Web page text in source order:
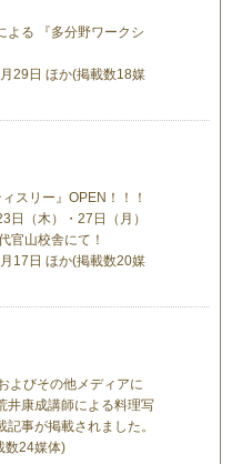
よる 『多分野ワークシ
29日 ほか(掲載数18媒
スリー』OPEN！！！
日（木）・27日（月）
官山校舎にて！
17日 ほか(掲載数20媒
よびその他メディアに
井康成講師による料理写
事が掲載されました。
24媒体)